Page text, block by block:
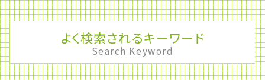
よく検索されるキーワード
Search Keyword